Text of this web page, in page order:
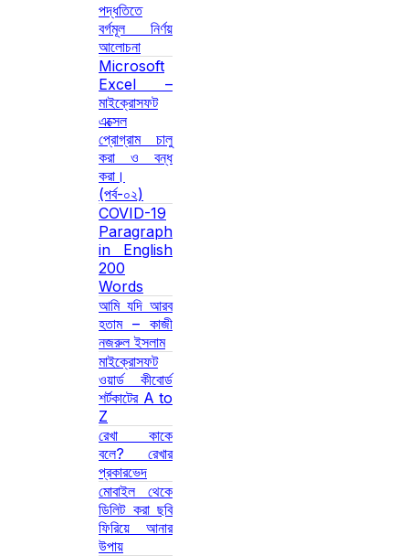
পদ্ধতিতে
বর্গমূল নির্ণয়
আলোচনা
Microsoft
Excel –
মাইক্রোসফট
এক্সেল
প্রোগ্রাম চালু
করা ও বন্ধ
করা।
(পর্ব-০২)
COVID-19
Paragraph
in English
200
Words
আমি যদি আরব
হতাম – কাজী
নজরুল ইসলাম
মাইক্রোসফট
ওয়ার্ড কীবোর্ড
শর্টকাটের A to
Z
রেখা কাকে
বলে? রেখার
প্রকারভেদ
মোবাইল থেকে
ডিলিট করা ছবি
ফিরিয়ে আনার
উপায়